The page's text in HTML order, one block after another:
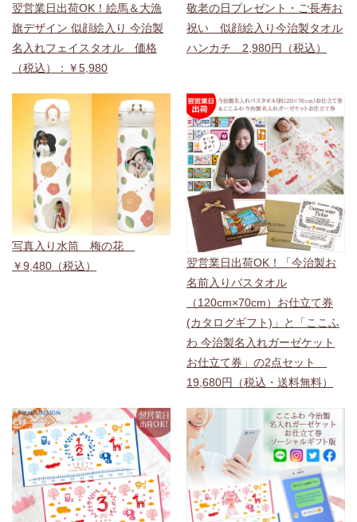
翌営業日出荷OK！絵馬＆大漁
旗デザイン 似顔絵入り 今治製
名入れフェイスタオル 価格
（税込）：￥5,980
敬老の日プレゼント・ご長寿お
祝い 似顔絵入り今治製タオル
ハンカチ 2,980円（税込）
写真入り水筒 梅の花
￥9,480（税込）
翌営業日出荷OK！「今治製お
名前入りバスタオル
（120cm×70cm）お仕立て券
(カタログギフト)」と「ここふ
わ 今治製名入れガーゼケット
お仕立て券」の2点セット
19,680円（税込・送料無料）